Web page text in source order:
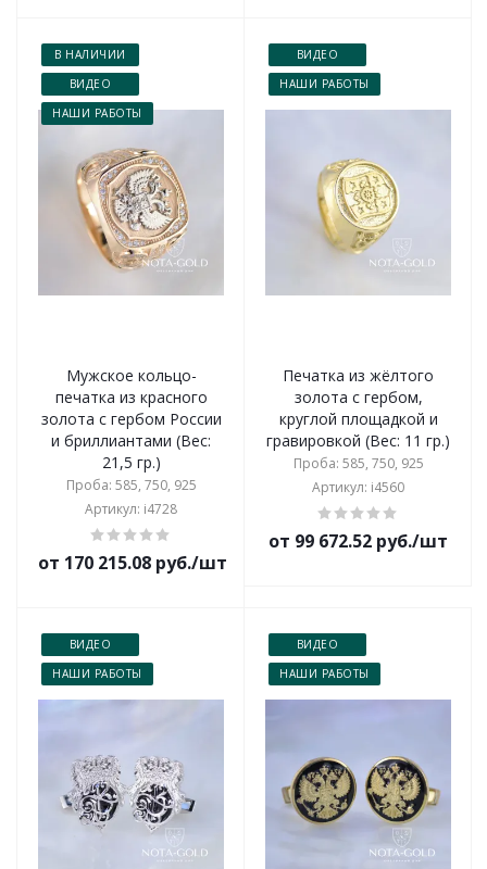
В НАЛИЧИИ
ВИДЕО
НАШИ РАБОТЫ
Мужское кольцо-
печатка из красного
золота с гербом России
и бриллиантами (Вес:
21,5 гр.)
Проба: 585, 750, 925
Артикул: i4728
от 170 215.08 руб./шт
ВИДЕО
НАШИ РАБОТЫ
Печатка из жёлтого
золота с гербом,
круглой площадкой и
гравировкой (Вес: 11 гр.)
Проба: 585, 750, 925
Артикул: i4560
от 99 672.52 руб./шт
ВИДЕО
НАШИ РАБОТЫ
ВИДЕО
НАШИ РАБОТЫ